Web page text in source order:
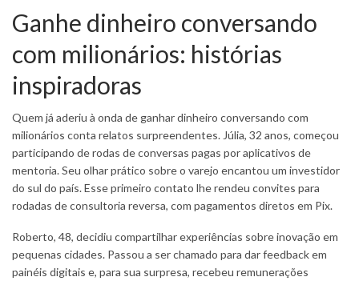
Ganhe dinheiro conversando
com milionários: histórias
inspiradoras
Quem já aderiu à onda de ganhar dinheiro conversando com
milionários conta relatos surpreendentes. Júlia, 32 anos, começou
participando de rodas de conversas pagas por aplicativos de
mentoria. Seu olhar prático sobre o varejo encantou um investidor
do sul do país. Esse primeiro contato lhe rendeu convites para
rodadas de consultoria reversa, com pagamentos diretos em Pix.
Roberto, 48, decidiu compartilhar experiências sobre inovação em
pequenas cidades. Passou a ser chamado para dar feedback em
painéis digitais e, para sua surpresa, recebeu remunerações